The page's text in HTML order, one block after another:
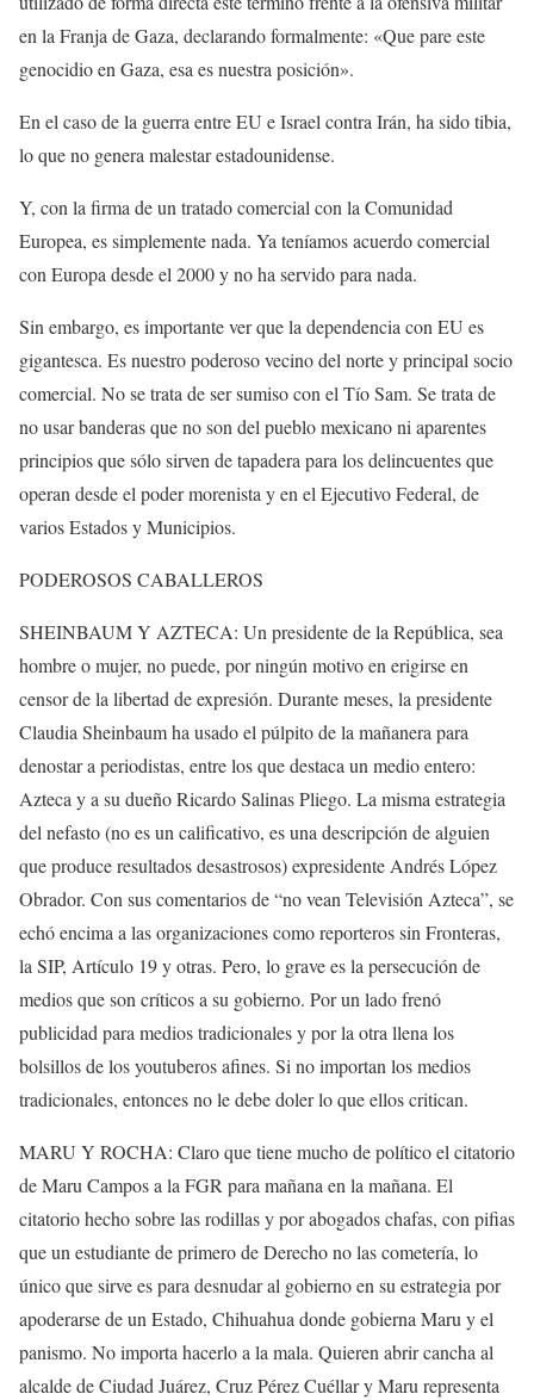
en la Franja de Gaza, declarando formalmente: «Que pare este
genocidio en Gaza, esa es nuestra posición».
En el caso de la guerra entre EU e Israel contra Irán, ha sido tibia,
lo que no genera malestar estadounidense.
Y, con la firma de un tratado comercial con la Comunidad
Europea, es simplemente nada. Ya teníamos acuerdo comercial
con Europa desde el 2000 y no ha servido para nada.
Sin embargo, es importante ver que la dependencia con EU es
gigantesca. Es nuestro poderoso vecino del norte y principal socio
comercial. No se trata de ser sumiso con el Tío Sam. Se trata de
no usar banderas que no son del pueblo mexicano ni aparentes
principios que sólo sirven de tapadera para los delincuentes que
operan desde el poder morenista y en el Ejecutivo Federal, de
varios Estados y Municipios.
PODEROSOS CABALLEROS
SHEINBAUM Y AZTECA: Un presidente de la República, sea
hombre o mujer, no puede, por ningún motivo en erigirse en
censor de la libertad de expresión. Durante meses, la presidente
Claudia Sheinbaum ha usado el púlpito de la mañanera para
denostar a periodistas, entre los que destaca un medio entero:
Azteca y a su dueño Ricardo Salinas Pliego. La misma estrategia
del nefasto (no es un calificativo, es una descripción de alguien
que produce resultados desastrosos) expresidente Andrés López
Obrador. Con sus comentarios de “no vean Televisión Azteca”, se
echó encima a las organizaciones como reporteros sin Fronteras,
la SIP, Artículo 19 y otras. Pero, lo grave es la persecución de
medios que son críticos a su gobierno. Por un lado frenó
publicidad para medios tradicionales y por la otra llena los
bolsillos de los youtuberos afines. Si no importan los medios
tradicionales, entonces no le debe doler lo que ellos critican.
MARU Y ROCHA: Claro que tiene mucho de político el citatorio
de Maru Campos a la FGR para mañana en la mañana. El
citatorio hecho sobre las rodillas y por abogados chafas, con pifias
que un estudiante de primero de Derecho no las cometería, lo
único que sirve es para desnudar al gobierno en su estrategia por
apoderarse de un Estado, Chihuahua donde gobierna Maru y el
panismo. No importa hacerlo a la mala. Quieren abrir cancha al
alcalde de Ciudad Juárez, Cruz Pérez Cuéllar y Maru representa